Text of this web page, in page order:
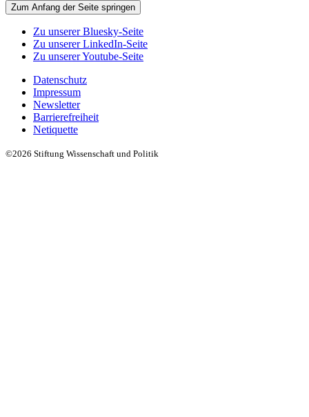
Zum Anfang der Seite springen
Zu unserer Bluesky-Seite
Zu unserer LinkedIn-Seite
Zu unserer Youtube-Seite
Datenschutz
Impressum
Newsletter
Barrierefreiheit
Netiquette
©2026 Stiftung Wissenschaft und Politik